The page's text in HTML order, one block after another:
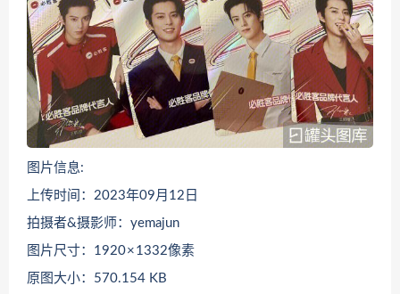
图片信息:
上传时间：2023年09月12日
拍摄者&摄影师：yemajun
图片尺寸：1920 × 1332像素
原图大小：570.154 KB